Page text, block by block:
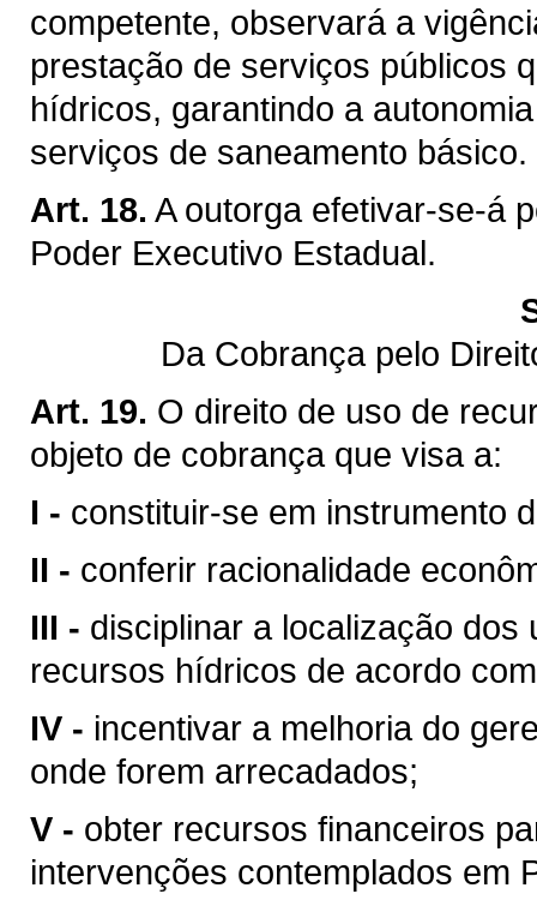
competente, observará a
prestação de serviços públicos
hídricos, garantindo a
serviços de saneamento básico.
Art. 18. A outorga efetivar-se-á
Poder Executivo Estadual.
Da Cobrança pelo
Art. 19. O direito de uso de
objeto de cobrança que visa a:
I - constituir-se em instrumento
II - conferir racionalidade
III - disciplinar a localização
recursos hídricos de acordo
IV - incentivar a melhoria do
onde forem arrecadados;
V - obter recursos financeiros
intervenções contemplados em